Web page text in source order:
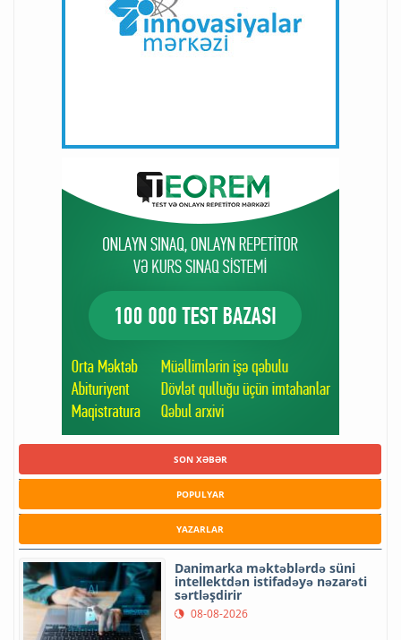
SON XƏBƏR
POPULYAR
YAZARLAR
Danimarka məktəblərdə süni
intellektdən istifadəyə nəzarəti
sərtləşdirir
08-08-2026